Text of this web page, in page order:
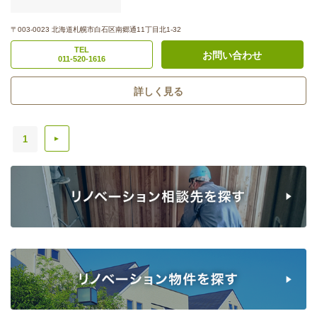
〒003-0023 北海道札幌市白石区南郷通11丁目北1-32
TEL
011-520-1616
お問い合わせ
詳しく見る
1 ▲